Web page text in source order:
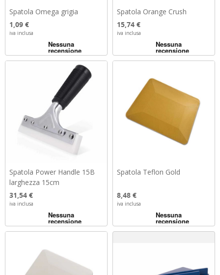
Spatola Omega grigia
Prezzo
1,09 €
iva inclusa
Spatola Orange Crush
Prezzo
15,74 €
iva inclusa
Spatola Power Handle 15B
larghezza 15cm
Prezzo
31,54 €
iva inclusa
Spatola Teflon Gold
Prezzo
8,48 €
iva inclusa